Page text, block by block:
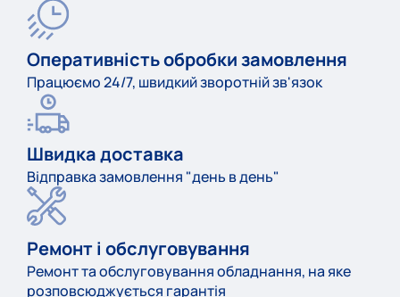
Оперативність обробки замовлення
Працюємо 24/7, швидкий зворотній зв'язок
Швидка доставка
Відправка замовлення "день в день"
Ремонт і обслуговування
Ремонт та обслуговування обладнання, на яке
розповсюджується гарантія